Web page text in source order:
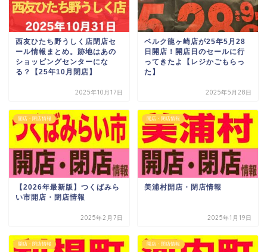
西友ひたち野うしく店閉店セ
ール情報まとめ。跡地はあの
ショッピングセンターにな
る？【25年10月閉店】
2025年10月17日
ベルク龍ヶ崎店が25年5月28
日開店！開店日のセールに行
ってきたよ【レジかごもらっ
た】
2025年5月28日
開店・閉店情報
【2026年最新版】つくばみら
い市開店・閉店情報
2025年2月7日
開店・閉店情報
美浦村開店・閉店情報
2025年1月19日
開店・閉店情報 開店・閉店情報